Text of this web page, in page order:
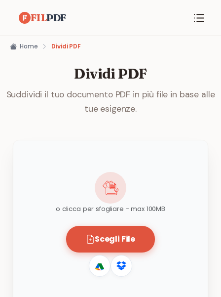
FILPDF
Home Dividi PDF
Dividi PDF
Suddividi il tuo documento PDF in più file in base alle
tue esigenze.
o clicca per sfogliare - max 100MB
Scegli File